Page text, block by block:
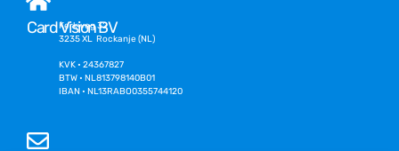
Card Vision BV
Kerkweg 32
3235 XL Rockanje (NL)
KVK • 24367827
BTW • NL813798140B01
IBAN • NL13RABO0355744120